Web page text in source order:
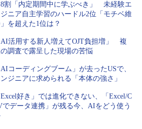
割「内定期間中に学ぶべき」 未経験エ
ニア自主学習のハードル2位「モチベ維
を超えた1位は？
活用する新人増えてOJT負担増」 複
調査で露呈した現場の苦悩
コーディングブーム」が去ったUSで、
ジニアに求められる「本体の強さ」
好き」では進化できない、「Excel/C
でデータ連携」が残る今、AIをどう使う